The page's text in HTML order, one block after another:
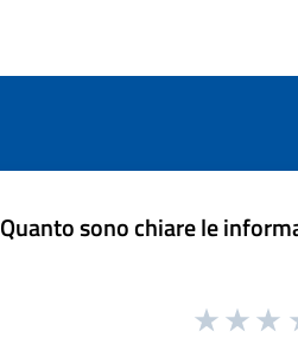
Quanto sono chiare le